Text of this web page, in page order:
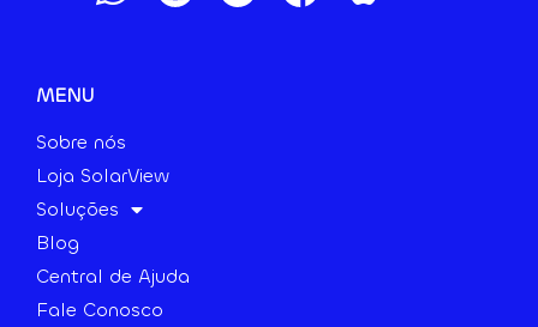
MENU
Sobre nós
Loja SolarView
Soluções
Blog
Central de Ajuda
Fale Conosco